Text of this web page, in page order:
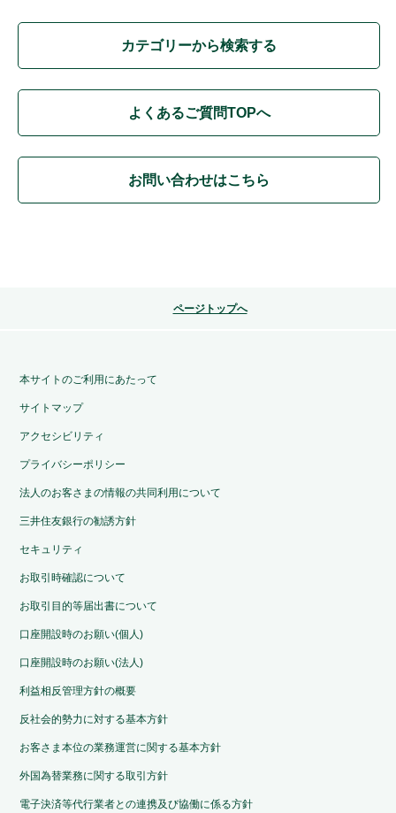
カテゴリーから検索する
よくあるご質問TOPへ
お問い合わせはこちら
ページトップへ
本サイトのご利用にあたって
サイトマップ
アクセシビリティ
プライバシーポリシー
法人のお客さまの情報の共同利用について
三井住友銀行の勧誘方針
セキュリティ
お取引時確認について
お取引目的等届出書について
口座開設時のお願い(個人)
口座開設時のお願い(法人)
利益相反管理方針の概要
反社会的勢力に対する基本方針
お客さま本位の業務運営に関する基本方針
外国為替業務に関する取引方針
電子決済等代行業者との連携及び協働に係る方針